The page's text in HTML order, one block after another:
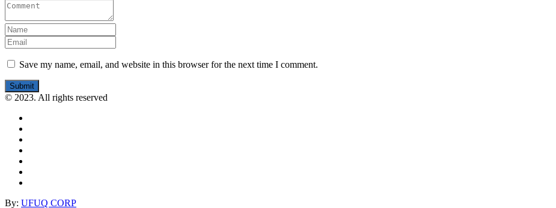
Save my name, email, and website in this browser for the next time I comment.
Submit
© 2023. All rights reserved
By: UFUQ CORP